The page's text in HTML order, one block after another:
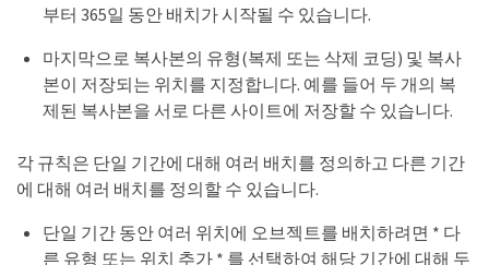
부터 365일 동안 배치가 시작될 수 있습니다.
마지막으로 복사본의 유형(복제 또는 삭제 코딩) 및 복사
본이 저장되는 위치를 지정합니다. 예를 들어 두 개의 복
제된 복사본을 서로 다른 사이트에 저장할 수 있습니다.
각 규칙은 단일 기간에 대해 여러 배치를 정의하고 다른 기간
에 대해 여러 배치를 정의할 수 있습니다.
단일 기간 동안 여러 위치에 오브젝트를 배치하려면 * 다
른 유형 또는 위치 추가 * 를 선택하여 해당 기간에 대해 두